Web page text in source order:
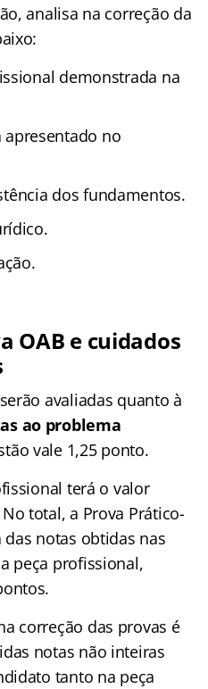
analisa na correção da
demonstrada na
no
dos fundamentos.
OAB e cuidados
avaliadas quanto à
ao problema
vale 1,25 ponto.
terá o valor
total, a Prova Prático-
notas obtidas nas
peça profissional,
correção das provas é
notas não inteiras
tanto na peça